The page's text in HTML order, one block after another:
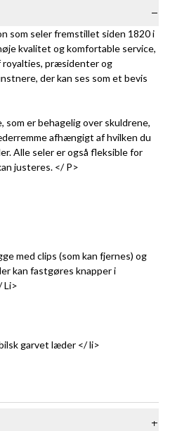
som seler fremstillet siden 1820 i
kvalitet og komfortable service,
royalties, præsidenter og
der kan ses som et bevis
som er behagelig over skuldrene,
afhængigt af hvilken du
Alle seler er også fleksible for
justeres. </ P>
med clips (som kan fjernes) og
kan fastgøres knapper i
Li>
garvet læder </ li>